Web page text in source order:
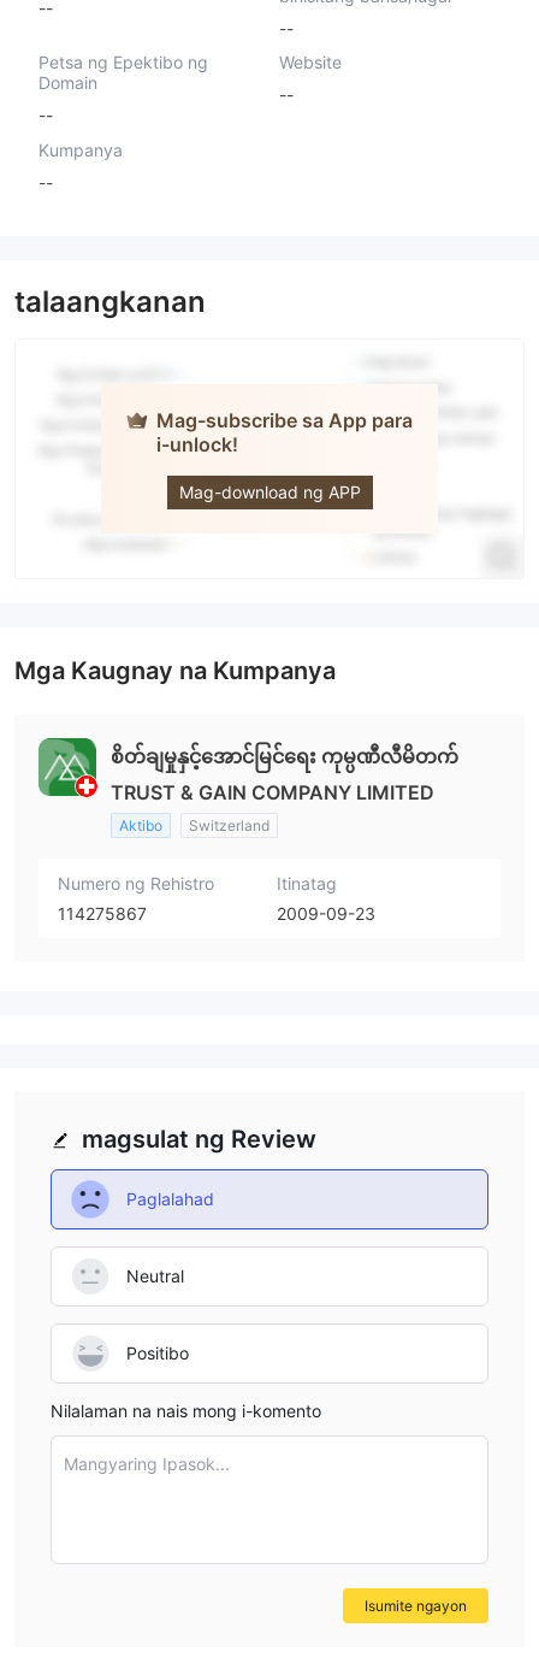
--
--
Petsa ng Epektibo ng
Domain
--
Website
--
Kumpanya
--
talaangkanan
Mag-subscribe sa App para
i-unlock!
Mag-download ng APP
Mga Kaugnay na Kumpanya
စိတ်ချမှုနှင့်အောင်မြင်ရေး ကုမ္ပဏီလီမိတက်
TRUST & GAIN COMPANY LIMITED
Aktibo Switzerland
Numero ng Rehistro
114275867
Itinatag
2009-09-23
magsulat ng Review
Paglalahad
Neutral
Positibo
Nilalaman na nais mong i-komento
Mangyaring Ipasok...
Isumite ngayon